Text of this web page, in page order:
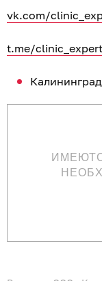
vk.com/
t.me/